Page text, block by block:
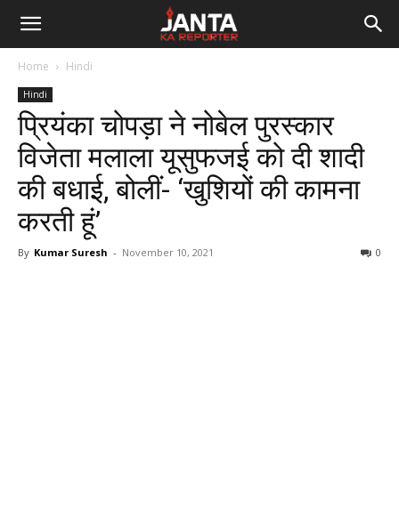
Janta
Reporter
Home Hindi
Hindi
प्रियंका चोपड़ा ने नोबेल पुरस्कार
विजेता मलाला यूसुफजई को दी शादी
की बधाई, बोलीं- ‘खुशियों की कामना
करती हूं’
By Kumar Suresh - November 10, 2021 0